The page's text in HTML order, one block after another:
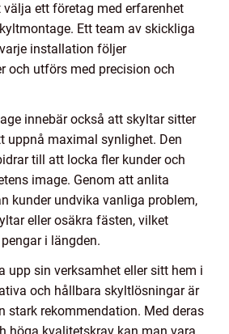
ett företag med erfarenhet
Ett team av skickliga
installation följer
och utförs med precision och
innebär också att skyltar sitter
uppnå maximal synlighet. Den
till att locka fler kunder och
image. Genom att anlita
kunder undvika vanliga problem,
eller osäkra fästen, vilket
i längden.
upp sin verksamhet eller sitt hem i
och hållbara skyltlösningar är
stark rekommendation. Med deras